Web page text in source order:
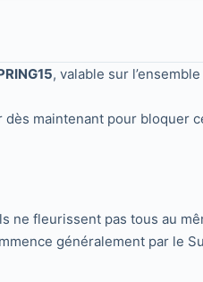
, valable sur
maintenant pour bloquer
fleurissent pas tous au
généralement par le